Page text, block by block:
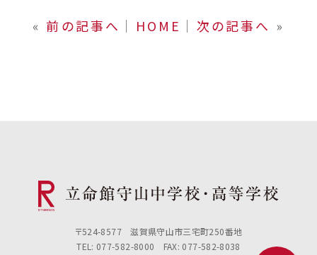
« 前の記事へ │ HOME │ 次の記事へ »
〒524-8577 滋賀県守山市三宅町250番地
TEL: 077-582-8000 FAX: 077-582-8038